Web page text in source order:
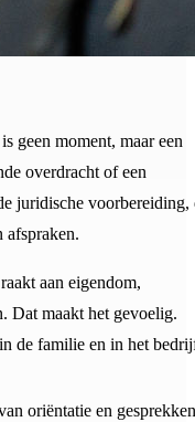
geen moment, maar een
overdracht of een
juridische voorbereiding,
afspraken.
aan eigendom,
Dat maakt het gevoelig.
de familie en in het
oriëntatie en